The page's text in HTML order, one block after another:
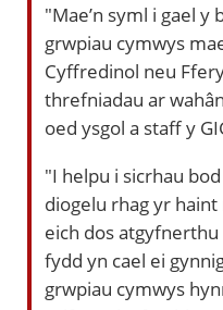
"Mae’n syml i gael y
grwpiau cymwys
Cyffredinol neu
threfniadau ar
oed ysgol a staff y
"I helpu i sicrhau
diogelu rhag yr haint
eich dos atgyfnerthu
fydd yn cael ei
grwpiau cymwys